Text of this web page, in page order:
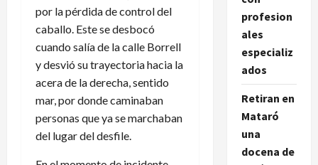
por la pérdida de control del
caballo. Este se desbocó
cuando salía de la calle Borrell
y desvió su trayectoria hacia la
acera de la derecha, sentido
mar, por donde caminaban
personas que ya se marchaban
del lugar del desfile.
profesion
ales
especializ
ados
Retiran en
Mataró
una
docena de